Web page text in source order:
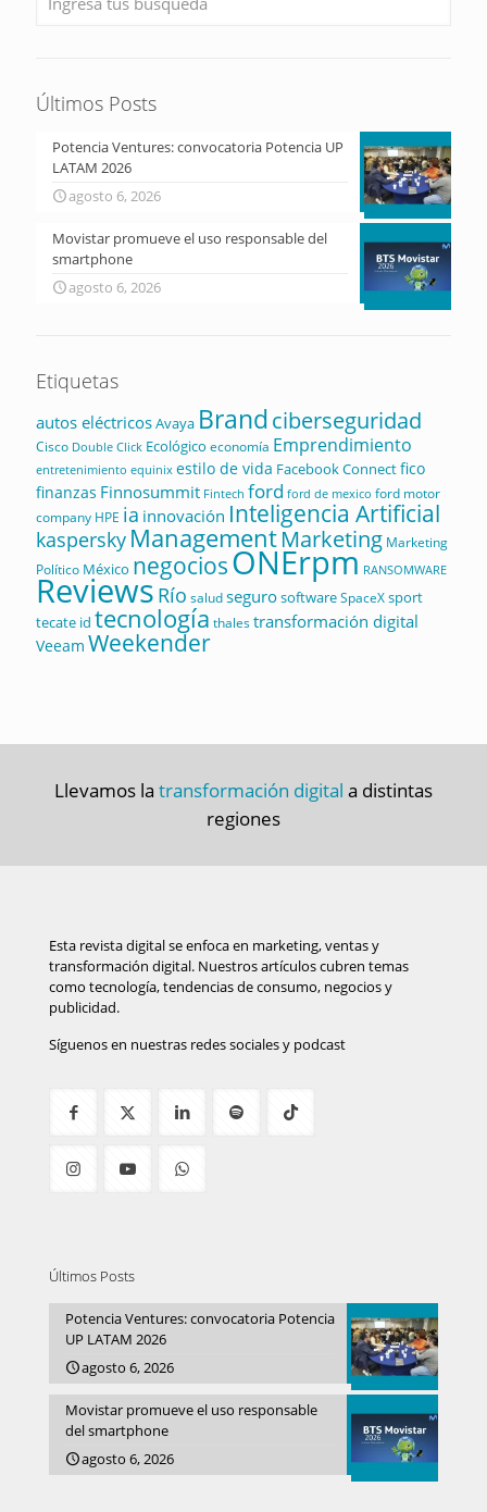
Últimos Posts
Potencia Ventures: convocatoria Potencia UP
LATAM 2026
agosto 6, 2026
Movistar promueve el uso responsable del
smartphone
agosto 6, 2026
Etiquetas
autos eléctricosAvaya Brandciberseguridad
Cisco Double Click Ecológico economía Emprendimiento
entretenimiento equinix estilo de vida Facebook Connectfico
finanzas Finnosummit Fintech ford ford de mexico ford motor
company HPE ia innovación Inteligencia Artificial
kaspersky ManagementMarketing Marketing
Político México negociosONErpm RANSOMWARE
Reviews Río saludsegurosoftwareSpaceXsport
tecate id tecnología thalestransformación digital
Veeam Weekender
Llevamos la transformación digital a distintas
regiones
Esta revista digital se enfoca en marketing, ventas y
transformación digital. Nuestros artículos cubren temas
como tecnología, tendencias de consumo, negocios y
publicidad.
Síguenos en nuestras redes sociales y podcast
Últimos Posts
Potencia Ventures: convocatoria Potencia
UP LATAM 2026
agosto 6, 2026
Movistar promueve el uso responsable
del smartphone
agosto 6, 2026